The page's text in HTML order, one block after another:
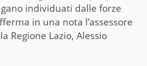
individuati dalle forze
in una nota l’assessore
Regione Lazio, Alessio